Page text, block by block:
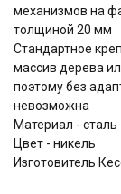
механизмов на
толщиной 20 мм
Стандартное
массив дерева
поэтому без
невозможна
Материал - сталь
Цвет - никель
Изготовитель